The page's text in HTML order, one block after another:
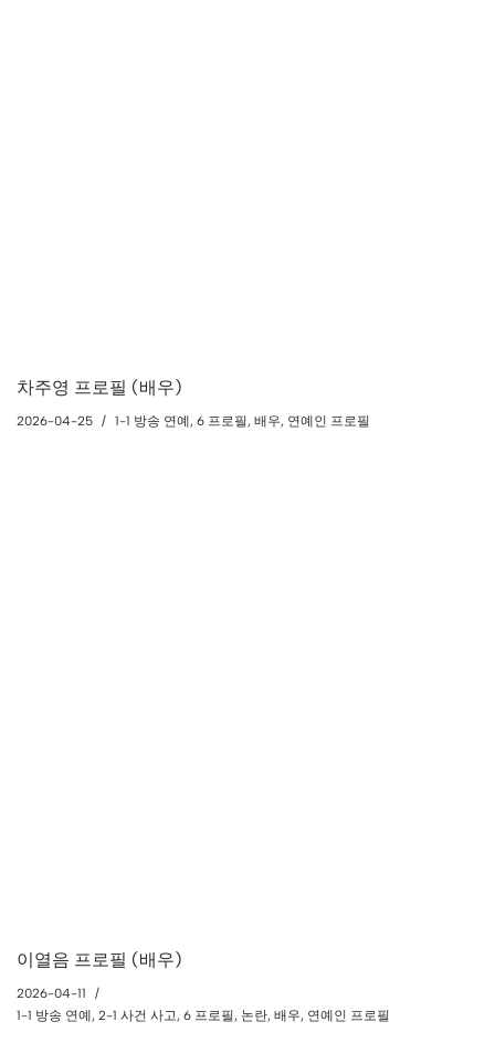
차주영 프로필 (배우)
2026-04-25 1-1 방송 연예, 6 프로필, 배우, 연예인 프로필
이열음 프로필 (배우)
2026-04-11
1-1 방송 연예, 2-1 사건 사고, 6 프로필, 논란, 배우, 연예인 프로필